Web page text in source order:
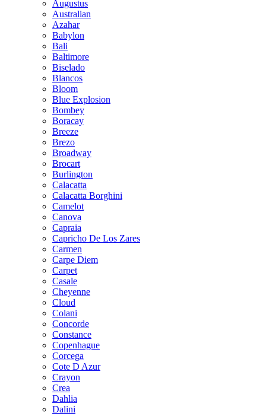
Augustus
Australian
Azahar
Babylon
Bali
Baltimore
Biselado
Blancos
Bloom
Blue Explosion
Bombey
Boracay
Breeze
Brezo
Broadway
Brocart
Burlington
Calacatta
Calacatta Borghini
Camelot
Canova
Capraia
Capricho De Los Zares
Carmen
Carpe Diem
Carpet
Casale
Cheyenne
Cloud
Colani
Concorde
Constance
Copenhague
Corcega
Cote D Azur
Crayon
Crea
Dahlia
Dalini